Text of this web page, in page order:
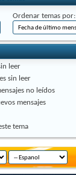
Ordenar temas por:
leer
sin leer
no leídos
mensajes
tema